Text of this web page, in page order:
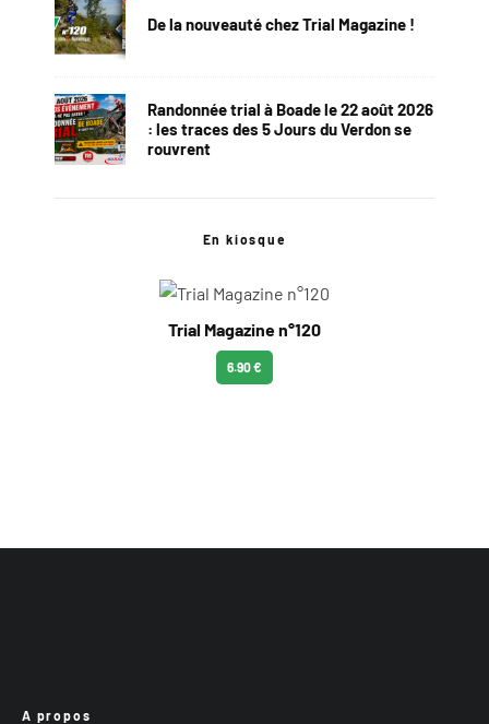
De la nouveauté chez Trial Magazine !
Randonnée trial à Boade le 22 août 2026
: les traces des 5 Jours du Verdon se
rouvrent
En kiosque
Trial Magazine n°120
6.90 €
A propos